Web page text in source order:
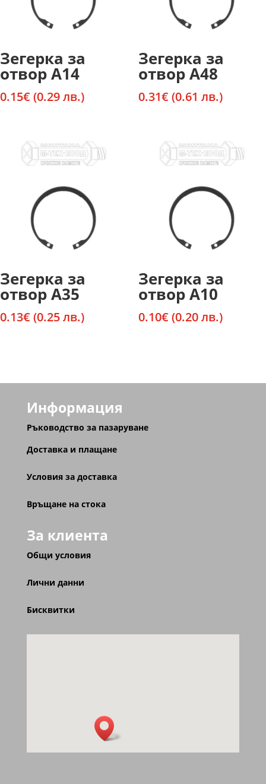
Зегерка за
отвор А14
0.15€ (0.29 лв.)
Зегерка за
отвор А48
0.31€ (0.61 лв.)
Зегерка за
отвор А35
0.13€ (0.25 лв.)
Зегерка за
отвор А10
0.10€ (0.20 лв.)
Информация
Ръководство за пазаруване
Доставка и плащане
Условия за доставка
Връщане на стока
За клиента
Общи условия
Лични данни
Бисквитки